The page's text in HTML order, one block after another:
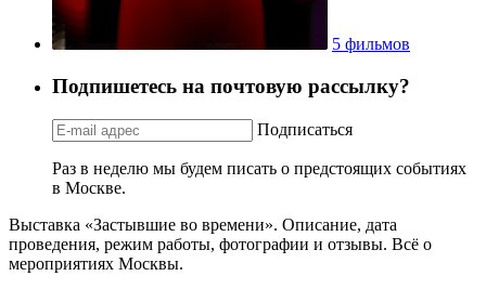
5 фильмов
Подпишетесь на почтовую рассылку?
Подписаться
Раз в неделю мы будем писать о предстоящих событиях
в Москве.
Выставка «Застывшие во времени». Описание, дата
проведения, режим работы, фотографии и отзывы. Всё о
мероприятиях Москвы.